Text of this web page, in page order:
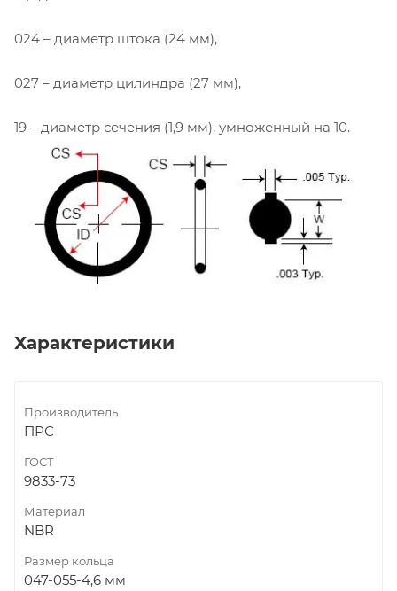
024 – диаметр штока (24 мм),
027 – диаметр цилиндра (27 мм),
19 – диаметр сечения (1,9 мм), умноженный на 10.
Характеристики
Производитель
ПРС
ГОСТ
9833-73
Материал
NBR
Размер кольца
047-055-4,6 мм